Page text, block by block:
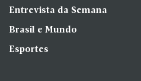
Entrevista da Semana
Brasil e Mundo
Esportes